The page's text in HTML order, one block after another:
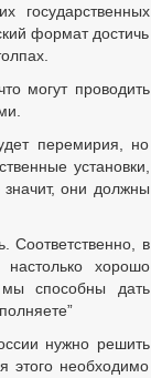
государственных
формат достичь
могут проводить
перемирия, но
установки,
значит, они должны
Соответственно, в
хорошо
мы способны дать
нужно решить
этого необходимо